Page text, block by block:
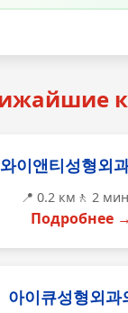
와이앤티성형외
📍 0.2 км 🚶 2
Подробнее →
아이큐성형외과